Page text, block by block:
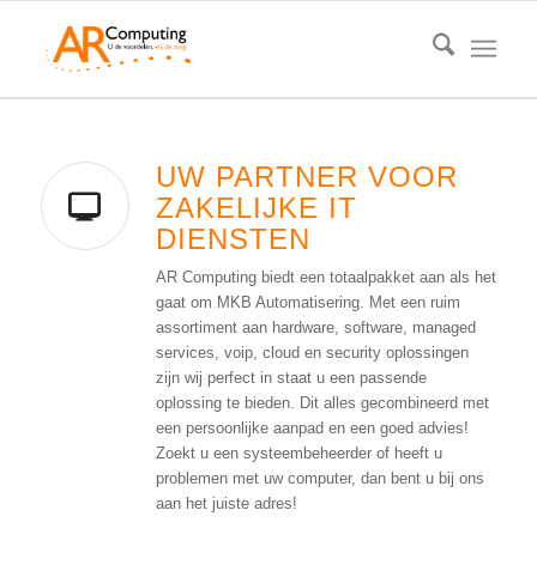
UW PARTNER VOOR
ZAKELIJKE IT
DIENSTEN
AR Computing biedt een totaalpakket aan als het
gaat om MKB Automatisering. Met een ruim
assortiment aan hardware, software, managed
services, voip, cloud en security oplossingen
zijn wij perfect in staat u een passende
oplossing te bieden. Dit alles gecombineerd met
een persoonlijke aanpad en een goed advies!
Zoekt u een systeembeheerder of heeft u
problemen met uw computer, dan bent u bij ons
aan het juiste adres!